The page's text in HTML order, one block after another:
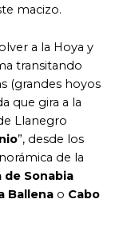
macizo.
a la Hoya y
transitando
(grandes hoyos
que gira a la
Llanegro
”, desde los
de la
de Sonabia
Ballena o Cabo